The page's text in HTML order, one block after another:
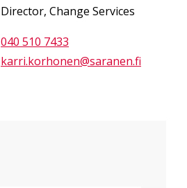
Director, Change Services
040 510 7433
karri.korhonen@saranen.fi